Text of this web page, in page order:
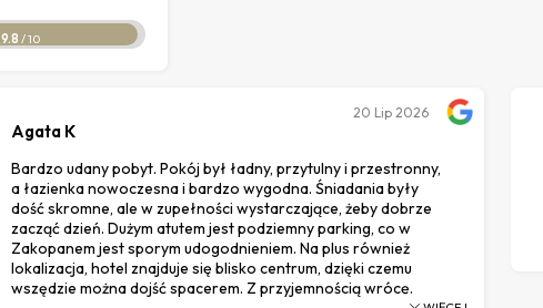
9.8 / 10
Agata K
Bardzo udany pobyt. Pokój był ładny, przytulny i przestronny,
a łazienka nowoczesna i bardzo wygodna. Śniadania były
dość skromne, ale w zupełności wystarczające, żeby dobrze
zacząć dzień. Dużym atutem jest podziemny parking, co w
Zakopanem jest sporym udogodnieniem. Na plus również
lokalizacja, hotel znajduje się blisko centrum, dzięki czemu
wszędzie można dojść spacerem. Z przyjemnością wrócę.
20 Lip 2026